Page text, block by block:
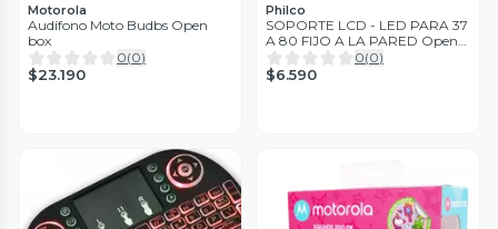
Motorola
Audífono Moto Budbs Open
box
0(0)
$23.190
Philco
SOPORTE LCD - LED PARA 37
A 80 FIJO A LA PARED Open
box
0(0)
$6.590